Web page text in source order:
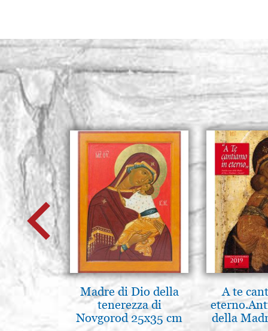
Madre di Dio della
tenerezza di
Novgorod 25x35 cm
A te
della